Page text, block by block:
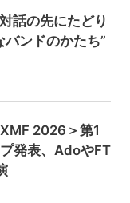
話の先にたどり
バンドのかたち”
2026＞第1
発表、AdoやFT